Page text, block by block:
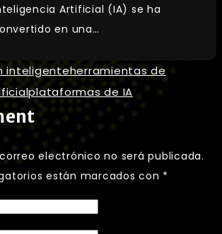
Artificial (IA) se ha
en una…
inteligenteherramientas de
plataformas de IA
electrónico no será publicada.
están marcados con *